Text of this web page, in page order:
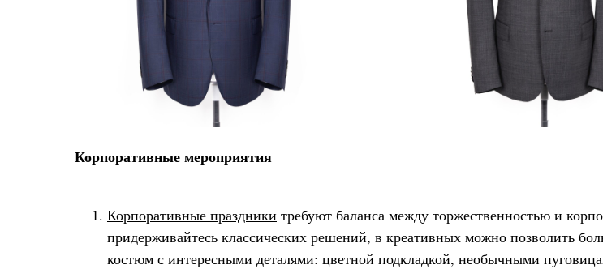
Корпоративные мероприятия
Корпоративные праздники требуют баланса между торжественностью и
придерживайтесь классических решений, в креативных можно позволить
костюм с интересными деталями: цветной подкладкой, необычными